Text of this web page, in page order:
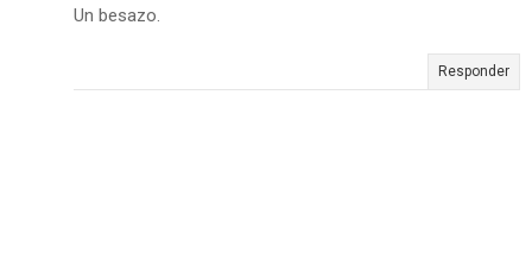
Un besazo.
Responder